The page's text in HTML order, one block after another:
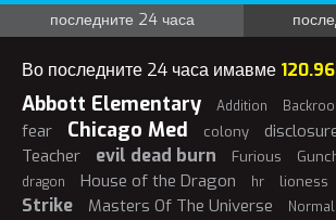
последните 24 часа
Во последните 24 часа имавме
Abbott Elementary Addition
fear
Chicago Med colony
Teacher
evil dead burn Furious
dragon
House of the Dragon hr lioness
Strike
Masters Of The Universe Normal